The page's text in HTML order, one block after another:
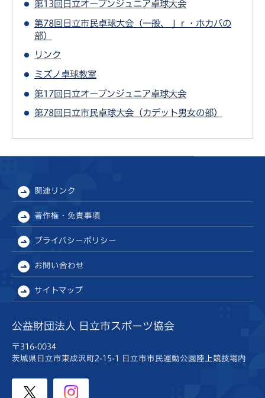
第13回日立オープンジュニア卓球大会
第78回日立市民卓球大会（一般、Ｊｒ・ホカバの
部）
リンク
ミズノ卓球教室
第17回日立オープンジュニア卓球大会
第78回日立市民卓球大会（カデット男女の部）
関連リンク
著作権・免責事項
プライバシーポリシー
お問い合わせ
サイトマップ
公益財団法人 日立市スポーツ協会
〒316-0034
茨城県日立市東成沢町2-15-1
日立市市民運動公園陸上競技場内